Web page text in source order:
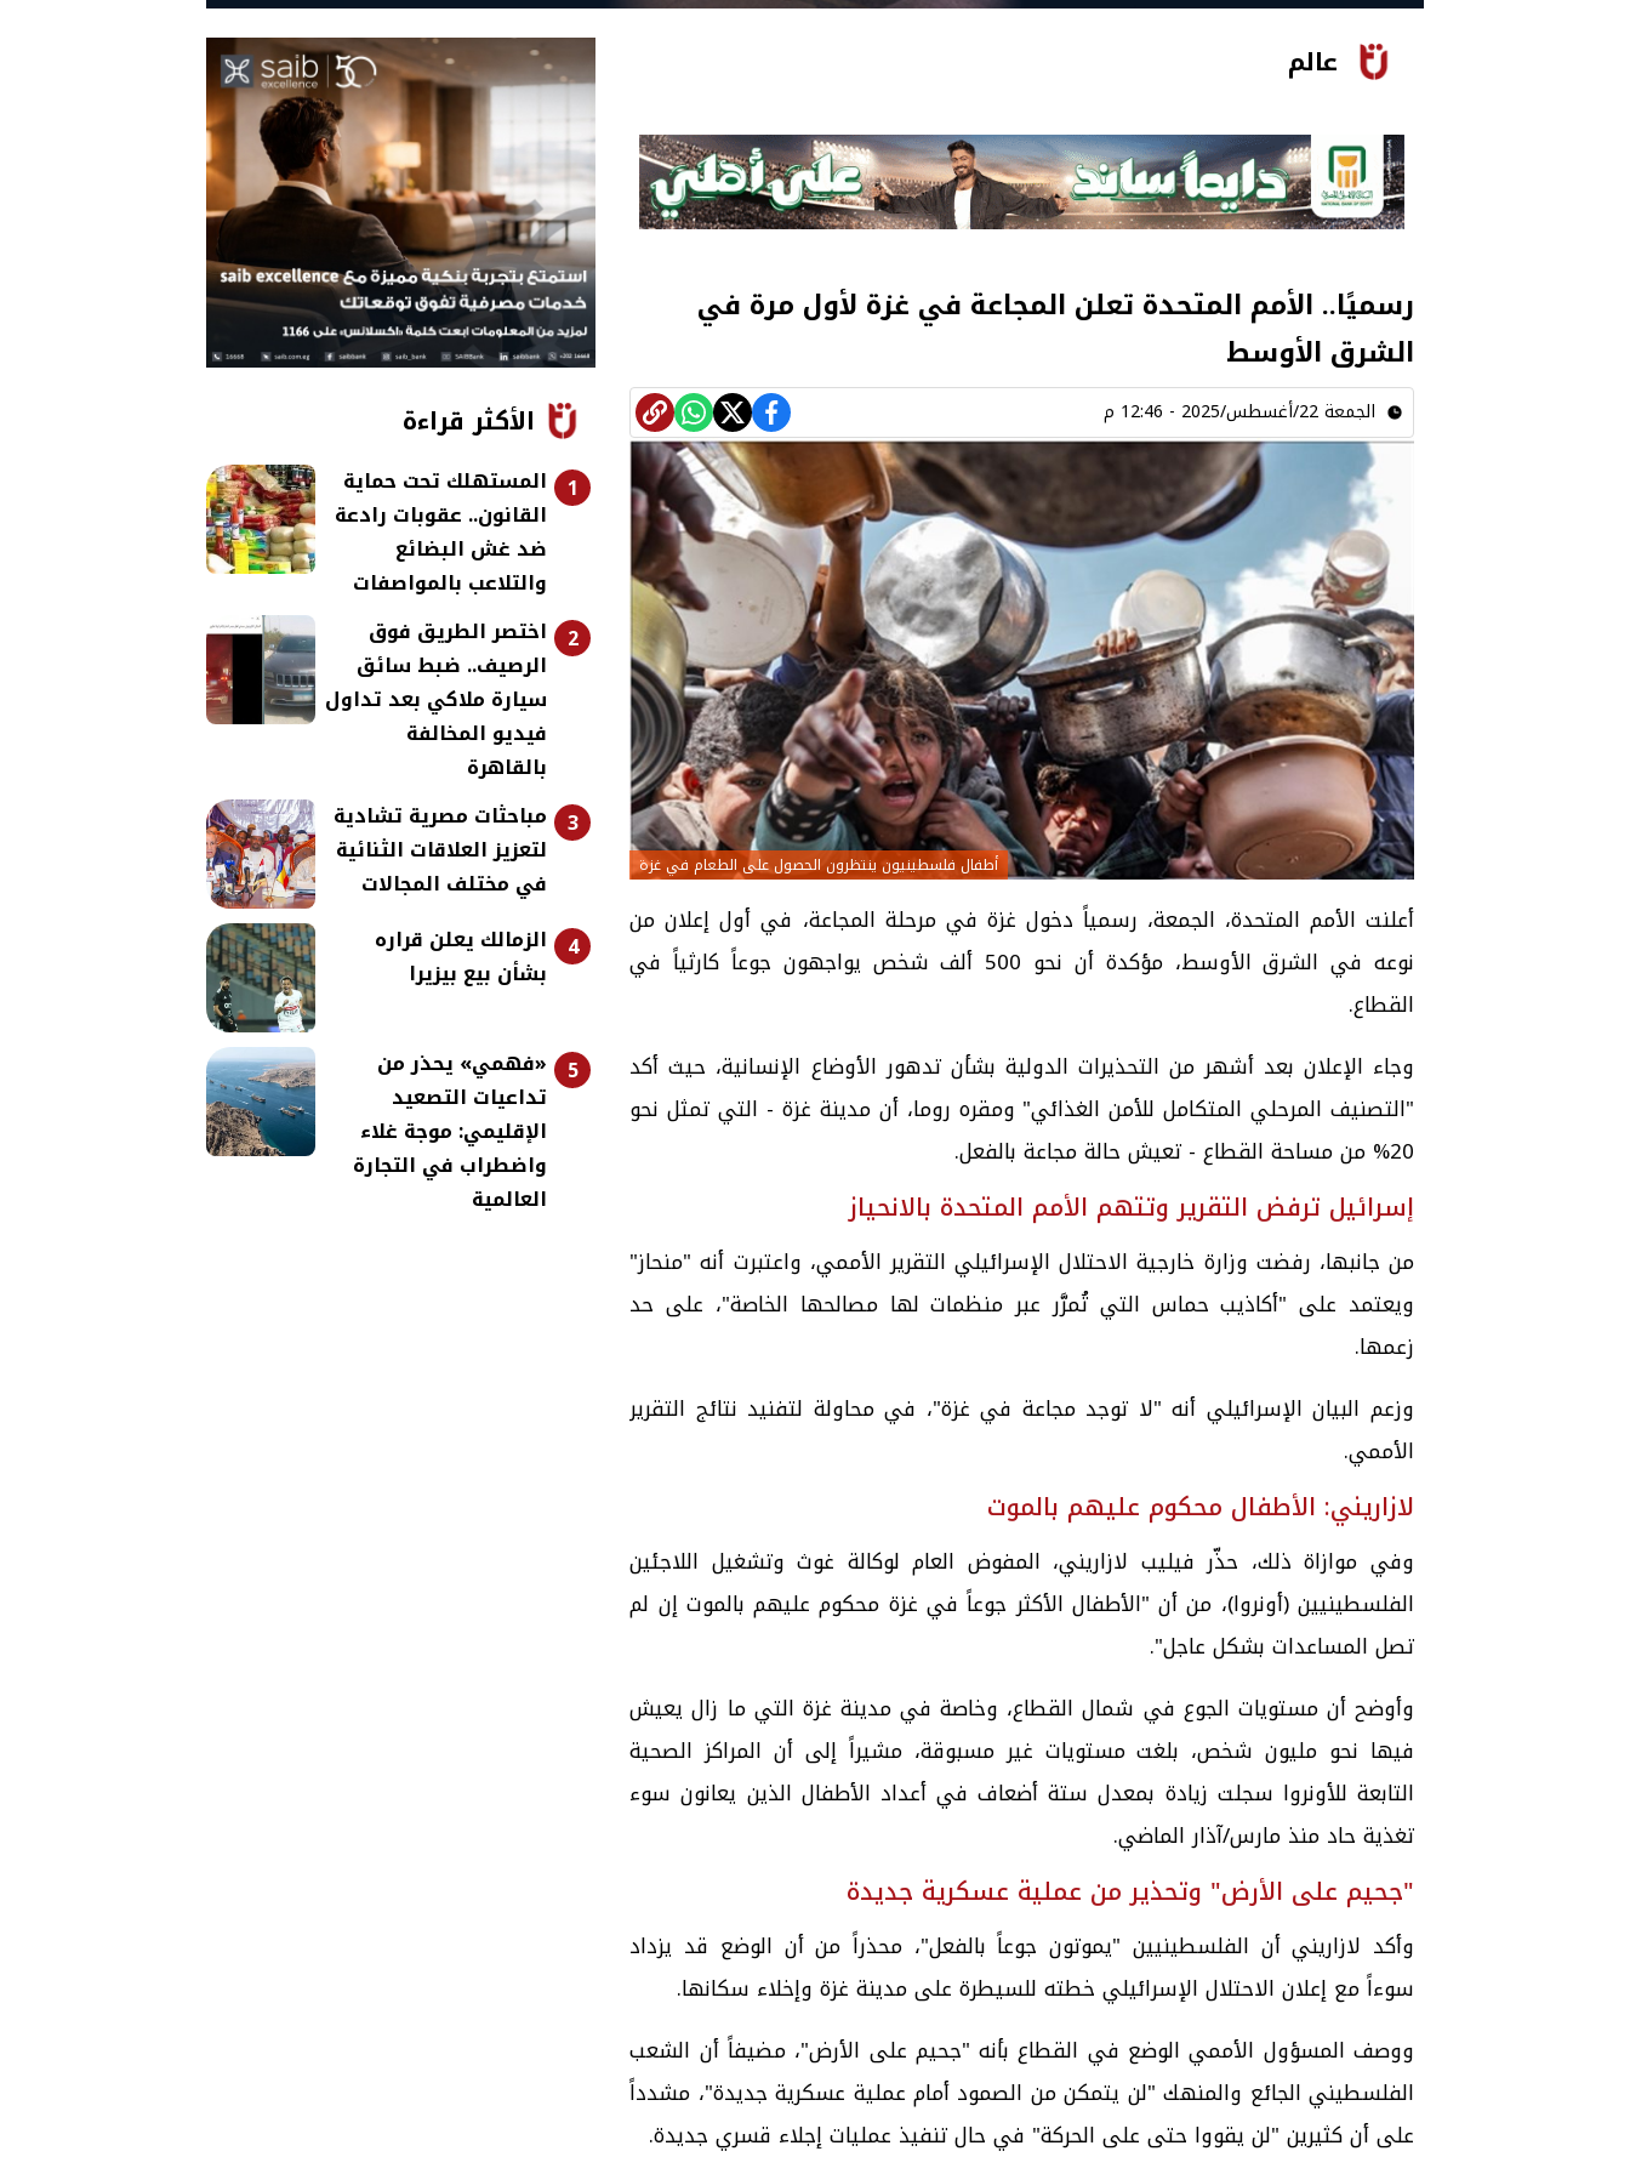
عالم
رسميًا.. الأمم المتحدة تعلن المجاعة في غزة لأول مرة في
الشرق الأوسط
الجمعة 22/أغسطس/2025 - 12:46 م
أطفال فلسطينيون ينتظرون الحصول على الطعام في غزة
أعلنت الأمم المتحدة، الجمعة، رسمياً دخول غزة في مرحلة المجاعة، في أول إعلان من
نوعه في الشرق الأوسط، مؤكدة أن نحو 500 ألف شخص يواجهون جوعاً كارثياً في
القطاع.
وجاء الإعلان بعد أشهر من التحذيرات الدولية بشأن تدهور الأوضاع الإنسانية، حيث أكد
"التصنيف المرحلي المتكامل للأمن الغذائي" ومقره روما، أن مدينة غزة - التي تمثل نحو
20% من مساحة القطاع - تعيش حالة مجاعة بالفعل.
إسرائيل ترفض التقرير وتتهم الأمم المتحدة بالانحياز
من جانبها، رفضت وزارة خارجية الاحتلال الإسرائيلي التقرير الأممي، واعتبرت أنه "منحاز"
ويعتمد على "أكاذيب حماس التي تُمرَّر عبر منظمات لها مصالحها الخاصة"، على حد
زعمها.
وزعم البيان الإسرائيلي أنه "لا توجد مجاعة في غزة"، في محاولة لتفنيد نتائج التقرير
الأممي.
لازاريني: الأطفال محكوم عليهم بالموت
وفي موازاة ذلك، حذّر فيليب لازاريني، المفوض العام لوكالة غوث وتشغيل اللاجئين
الفلسطينيين (أونروا)، من أن "الأطفال الأكثر جوعاً في غزة محكوم عليهم بالموت إن لم
تصل المساعدات بشكل عاجل".
وأوضح أن مستويات الجوع في شمال القطاع، وخاصة في مدينة غزة التي ما زال يعيش
فيها نحو مليون شخص، بلغت مستويات غير مسبوقة، مشيراً إلى أن المراكز الصحية
التابعة للأونروا سجلت زيادة بمعدل ستة أضعاف في أعداد الأطفال الذين يعانون سوء
تغذية حاد منذ مارس/آذار الماضي.
"جحيم على الأرض" وتحذير من عملية عسكرية جديدة
وأكد لازاريني أن الفلسطينيين "يموتون جوعاً بالفعل"، محذراً من أن الوضع قد يزداد
سوءاً مع إعلان الاحتلال الإسرائيلي خطته للسيطرة على مدينة غزة وإخلاء سكانها.
ووصف المسؤول الأممي الوضع في القطاع بأنه "جحيم على الأرض"، مضيفاً أن الشعب
الفلسطيني الجائع والمنهك "لن يتمكن من الصمود أمام عملية عسكرية جديدة"، مشدداً
على أن كثيرين "لن يقووا حتى على الحركة" في حال تنفيذ عمليات إجلاء قسري جديدة.
الأكثر قراءة
1
المستهلك تحت حماية
القانون.. عقوبات رادعة
ضد غش البضائع
والتلاعب بالمواصفات
2
اختصر الطريق فوق
الرصيف.. ضبط سائق
سيارة ملاكي بعد تداول
فيديو المخالفة
بالقاهرة
3 مباحثات مصرية تشادية
لتعزيز العلاقات الثنائية
في مختلف المجالات
4
الزمالك يعلن قراره
بشأن بيع بيزيرا
5
«فهمي» يحذر من
تداعيات التصعيد
الإقليمي: موجة غلاء
واضطراب في التجارة
العالمية